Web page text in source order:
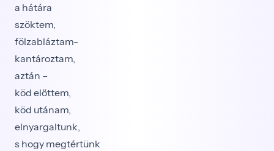
a hátára
szöktem,
fölzabláztam-
kantároztam,
aztán –
köd előttem,
köd utánam,
elnyargaltunk,
s hogy megtértünk